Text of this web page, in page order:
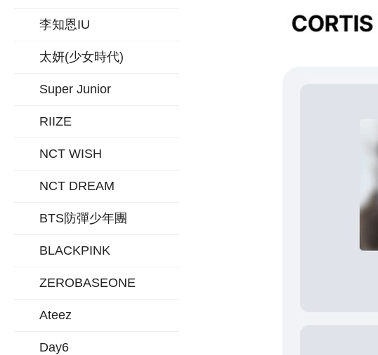
李知恩IU
太妍(少女時代)
Super Junior
RIIZE
NCT WISH
NCT DREAM
BTS防彈少年團
BLACKPINK
ZEROBASEONE
Ateez
Day6